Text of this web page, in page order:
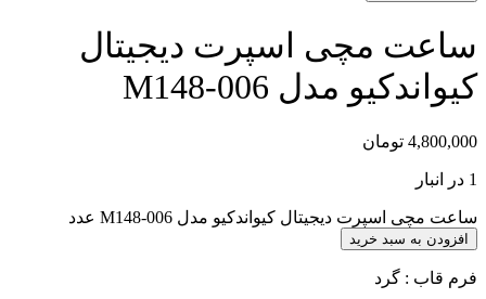
ساعت مچی اسپرت دیجیتال
کیواندکیو مدل M148-006
4,800,000 تومان
1 در انبار
ساعت مچی اسپرت دیجیتال کیواندکیو مدل M148-006 عدد
افزودن به سبد خرید
فرم قاب : گرد